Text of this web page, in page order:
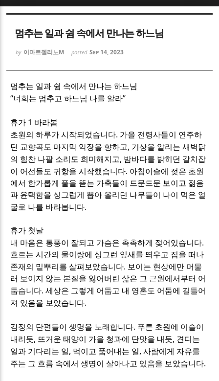
멈추는 일과 쉼 속에서 만나는 하느님
by 이마르첼리노M posted Sep 14, 2023
멈추는 일과 쉼 속에서 만나는 하느님
“너희는 멈추고 하느님 나를 알라”
휴가 1 바라봄
초원의 하루가 시작되었습니다. 가을 전령사들이 연주하
던 교향곡도 마지막 악장을 향하고, 기상을 알리는 새벽닭
의 힘찬 나팔 소리도 희미해지고, 밤바다를 밝히던 갈치잡
이 어선들도 귀항을 시작했습니다. 아침이슬에 젖은 초원
에서 한가롭게 풀을 뜯는 가축들이 드문드문 보이고 젊음
과 윤택함을 싱그럽게 뽑아 올리던 나무들이 나이 먹은 얼
굴로 나를 바라봅니다.
휴가 첫날
내 마음은 통풍이 잘되고 가슴은 촉촉하게 젖어있습니다.
흐르는 시간의 물이랑에 싱그런 잎새를 띄우고 집을 떠나
존재의 밑뿌리를 살펴보았습니다. 보이는 현상에만 머물
러 보이지 않는 본질을 잃어버린 삶은 그 근원에서부터 어
둡습니다.세상은 그렇게 어둡고 내 영혼도 어둠에 길들어
져 있음을 보았습니다.
감정의 단편들이 생명을 노래합니다. 푸른 초원에 이슬이
내리듯, 뜨거운 태양이 가을 청과에 단맛을 내듯, 견디는
일과 기다리는 일, 먹이고 품어내는 일,사람에게 자유를
주는 그 흐름 속에서 생명이 살아나고 있음을 보았습니다.
Sketchbook5, 스케치북5
Sketchbook5, 스케치북5
Sketchbook5, 스케치북5
Sketchbook5, 스케치북5